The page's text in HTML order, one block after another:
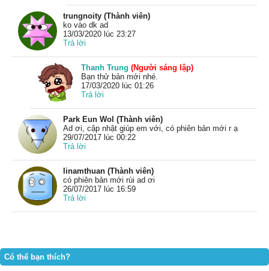
trungnoity (Thành viên)
ko vào dk ad
13/03/2020 lúc 23:27
Trả lời
Thanh Trung (Người sáng lập)
Bạn thử bản mới nhé.
17/03/2020 lúc 01:26
Trả lời
Park Eun Wol (Thành viên)
Ad ơi, cập nhật giúp em với, có phiên bản mới r ạ
29/07/2017 lúc 00:22
Trả lời
linamthuan (Thành viên)
có phiên bản mới rùi ad ơi
26/07/2017 lúc 16:59
Trả lời
Có thể bạn thích?